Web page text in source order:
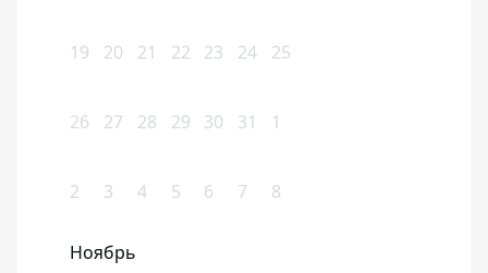
19 20 21 22 23 24 25
26 27 28 29 30 31 1
2 3 4 5 6 7 8
Ноябрь